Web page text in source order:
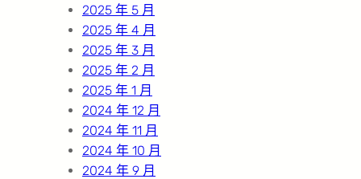
2025 年 5 月
2025 年 4 月
2025 年 3 月
2025 年 2 月
2025 年 1 月
2024 年 12 月
2024 年 11 月
2024 年 10 月
2024 年 9 月